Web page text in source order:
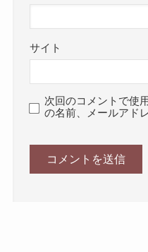
サイト
次回のコメントで使
の名前、メールアド